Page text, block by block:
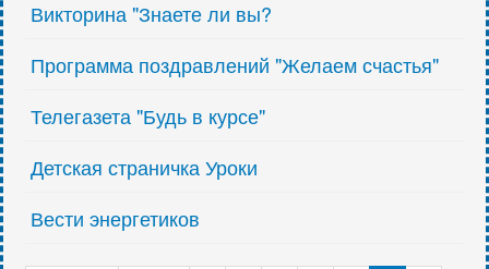
Викторина "Знаете ли вы?
Программа поздравлений "Желаем счастья"
Телегазета "Будь в курсе"
Детская страничка Уроки
Вести энергетиков